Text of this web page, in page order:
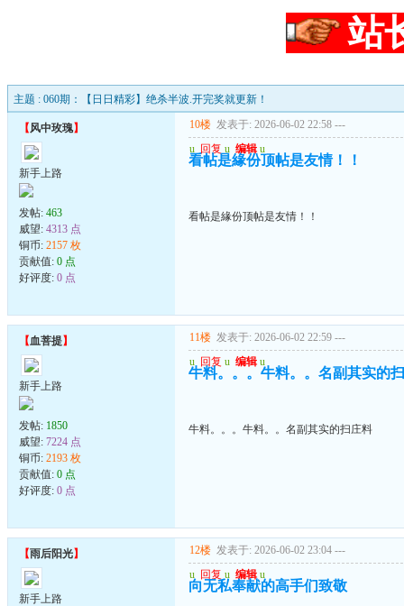
站
主题 : 060期：【日日精彩】绝杀半波.开完奖就更新！
【风中玫瑰】
新手上路
发帖: 463
威望: 4313 点
铜币: 2157 枚
贡献值: 0 点
好评度: 0 点
10楼 发表于: 2026-06-02 22:58 ---
u 回复 u 编辑 u
看帖是緣份顶帖是友情！！
看帖是緣份顶帖是友情！！
【血菩提】
新手上路
发帖: 1850
威望: 7224 点
铜币: 2193 枚
贡献值: 0 点
好评度: 0 点
11楼 发表于: 2026-06-02 22:59 ---
u 回复 u 编辑 u
牛料。。。牛料。。名副其实的
牛料。。。牛料。。名副其实的扫庄料
【雨后阳光】
新手上路
12楼 发表于: 2026-06-02 23:04 ---
u 回复 u 编辑 u
向无私奉献的高手们致敬